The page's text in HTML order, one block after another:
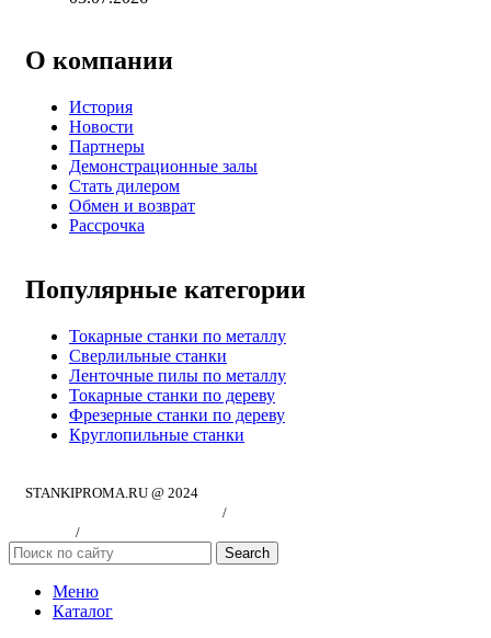
О компании
История
Новости
Партнеры
Демонстрационные залы
Стать дилером
Обмен и возврат
Рассрочка
Популярные категории
Токарные станки по металлу
Сверлильные станки
Ленточные пилы по металлу
Токарные станки по дереву
Фрезерные станки по дереву
Круглопильные станки
STANKIPROMA.RU @ 2024
/
/
Search
Меню
Каталог